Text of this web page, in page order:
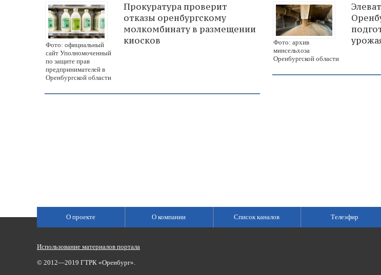
Фото: официальный
сайт Уполномоченный
по защите прав
предпринимателей в
Оренбургской области
Прокуратура проверит
отказы оренбургскому
молкомбинату в размещении
киосков
Фото: архив
минсельхоза
Оренбургской области
О проекте О компании Список каналов Телеэфир
Использование материалов портала
© 2012—2019 ГТРК «Оренбург».